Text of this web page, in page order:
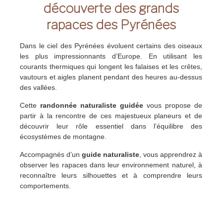
découverte des grands
rapaces des Pyrénées
Dans le ciel des Pyrénées évoluent certains des oiseaux
les plus impressionnants d’Europe. En utilisant les
courants thermiques qui longent les falaises et les crêtes,
vautours et aigles planent pendant des heures au-dessus
des vallées.
Cette randonnée naturaliste guidée vous propose de
partir à la rencontre de ces majestueux planeurs et de
découvrir leur rôle essentiel dans l’équilibre des
écosystèmes de montagne.
Accompagnés d’un guide naturaliste , vous apprendrez à
observer les rapaces dans leur environnement naturel, à
reconnaître leurs silhouettes et à comprendre leurs
comportements.